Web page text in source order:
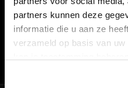
partners kunnen deze
informatie die u aan ze
verzameld op basis van
CONTACT
WERKEN BIJ